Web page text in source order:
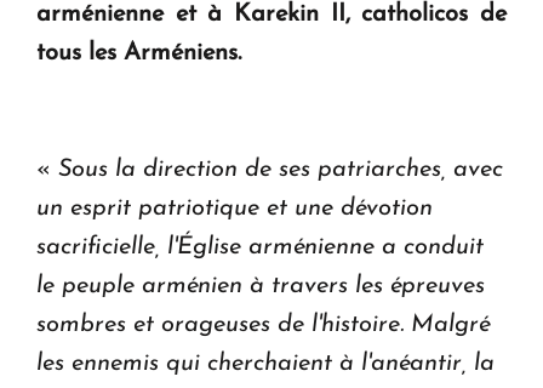
KASA : 30 ans d'audace, de résilience et d'avenir
en Arménie
ouvrira ses portes à Dilijan
arménienne et à Karekin II, catholicos de
tous les Arméniens.
« Sous la direction de ses patriarches, avec
un esprit patriotique et une dévotion
sacrificielle, l'Église arménienne a conduit
le peuple arménien à travers les épreuves
sombres et orageuses de l'histoire. Malgré
les ennemis qui cherchaient à l'anéantir, la